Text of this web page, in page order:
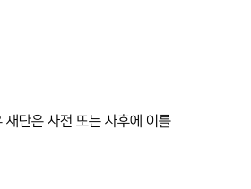
단은 사전 또는 사후에 이를